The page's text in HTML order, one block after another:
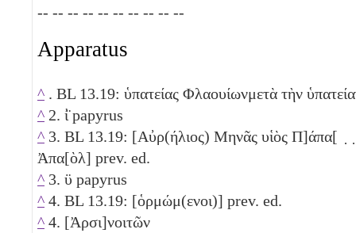
-- -- -- -- -- -- -- -- -- --
Apparatus
^ . BL 13.19: ὑπατείας Φλαουίωνμετὰ τὴν
^ 2. ἰ̈ papyrus
^ 3. BL 13.19: [Αὐρ(ήλιος) Μηνᾶς υἱὸς
Ἀπα[ὸλ] prev. ed.
^ 3. ϋ papyrus
^ 4. BL 13.19: [ὁρμώμ(ενοι)] prev. ed.
^ 4. [Ἀρσι]νοιτῶν